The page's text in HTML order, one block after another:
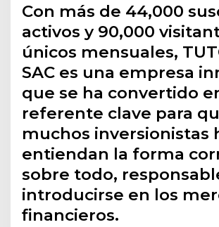
Con más de 44,000
activos y 90,000
únicos mensuales,
SAC es una empresa
que se ha convertido
referente clave para
muchos inversionistas
entiendan la forma
sobre todo,
introducirse en los
financieros.